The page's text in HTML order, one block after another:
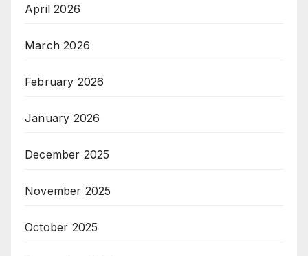
April 2026
March 2026
February 2026
January 2026
December 2025
November 2025
October 2025